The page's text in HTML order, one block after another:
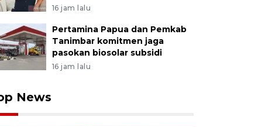
16 jam lalu
Pertamina Papua dan Pemkab
Tanimbar komitmen jaga
pasokan biosolar subsidi
16 jam lalu
News